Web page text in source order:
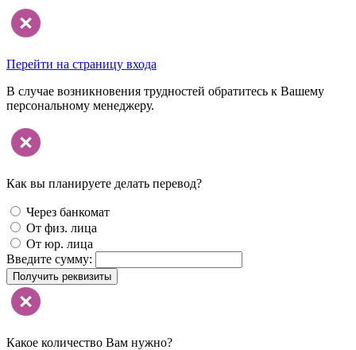
Перейти на страницу входа
В случае возникновения трудностей обратитесь к Вашему
персональному менеджеру.
Как вы планируете делать перевод?
Через банкомат
От физ. лица
От юр. лица
Введите сумму:
Получить реквизиты
Какое количество Вам нужно?